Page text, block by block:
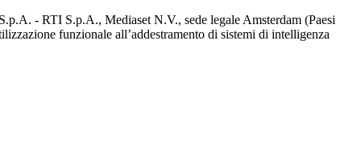
- RTI S.p.A., Mediaset N.V., sede legale Amsterdam (Paesi
funzionale all’addestramento di sistemi di intelligenza